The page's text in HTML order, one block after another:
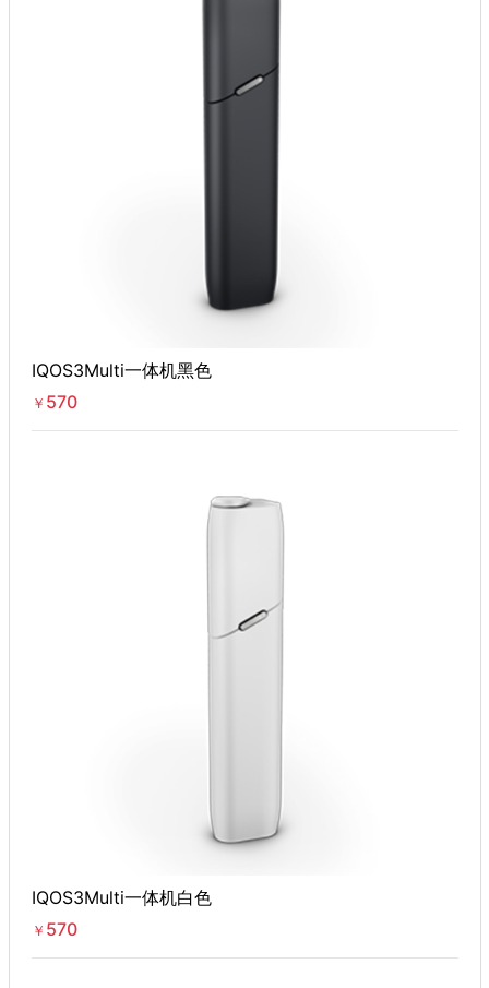
IQOS3Multi一体机黑色
￥ 570
IQOS3Multi一体机白色
￥ 570